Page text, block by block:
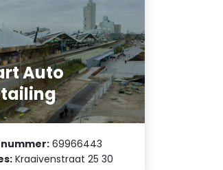
Auto
nummer:69966443
Kraaivenstraat 25 30